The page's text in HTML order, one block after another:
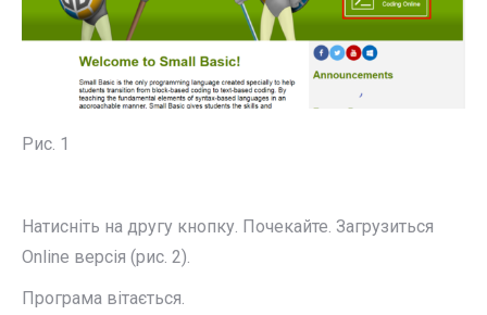
Рис. 1
Натисніть на другу кнопку. Почекайте. Загрузиться
Online версія (рис. 2).
Програма вітається.